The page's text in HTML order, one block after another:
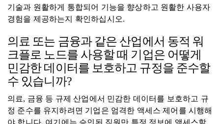
기술과 원활하게 통합되어 기능을 향상하고 원활한 사용자
경험을 제공하는지 확인하십시오.
의료 또는 금융과 같은 산업에서 동적 워
크플로 노드를 사용할 때 기업은 어떻게
민감한 데이터를 보호하고 규정을 준수할
수 있습니까?
의료, 금융 등 규제 산업에서 민감한 데이터를 보호하고 규
정 준수를 유지하려면 기업은 엄격한 액세스 제어를 시행해
야 합니다. 여기에는 승인된 직원만 특정 정보에 액세스할